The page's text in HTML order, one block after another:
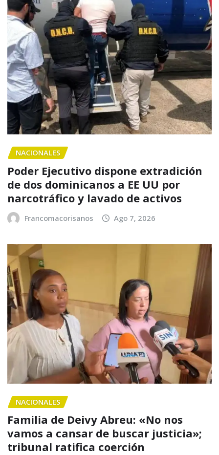
NACIONALES
Poder Ejecutivo dispone extradición
de dos dominicanos a EE UU por
narcotráfico y lavado de activos
Francomacorisanos Ago 7, 2026
NACIONALES
Familia de Deivy Abreu: «No nos
vamos a cansar de buscar justicia»;
tribunal ratifica coerción